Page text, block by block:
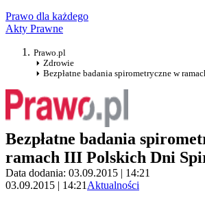
Prawo dla każdego
Akty Prawne
Prawo.pl
Zdrowie
Bezpłatne badania spirometryczne w
Bezpłatne badania
ramach III Polskich Dni
Data dodania: 03.09.2015 | 14:21
03.09.2015 | 14:21Aktualności